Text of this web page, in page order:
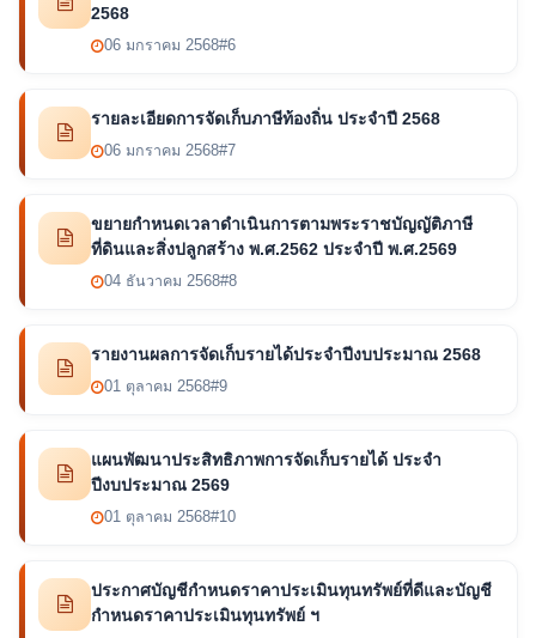
2568
06 มกราคม 2568#6
รายละเอียดการจัดเก็บภาษีท้องถิ่น ประจำปี 2568
06 มกราคม 2568#7
ขยายกำหนดเวลาดำเนินการตามพระราชบัญญัติภาษี
ที่ดินและสิ่งปลูกสร้าง พ.ศ.2562 ประจำปี พ.ศ.2569
04 ธันวาคม 2568#8
รายงานผลการจัดเก็บรายได้ประจำปีงบประมาณ 2568
01 ตุลาคม 2568#9
แผนพัฒนาประสิทธิภาพการจัดเก็บรายได้ ประจำ
ปีงบประมาณ 2569
01 ตุลาคม 2568#10
ประกาศบัญชีกำหนดราคาประเมินทุนทรัพย์ที่ดีและบัญชี
กำหนดราคาประเมินทุนทรัพย์ ฯ